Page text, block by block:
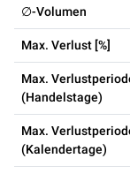
∅-Volumen
Max. Verlust [%]
Max.
(Handelstage)
Max.
(Kalendertage)